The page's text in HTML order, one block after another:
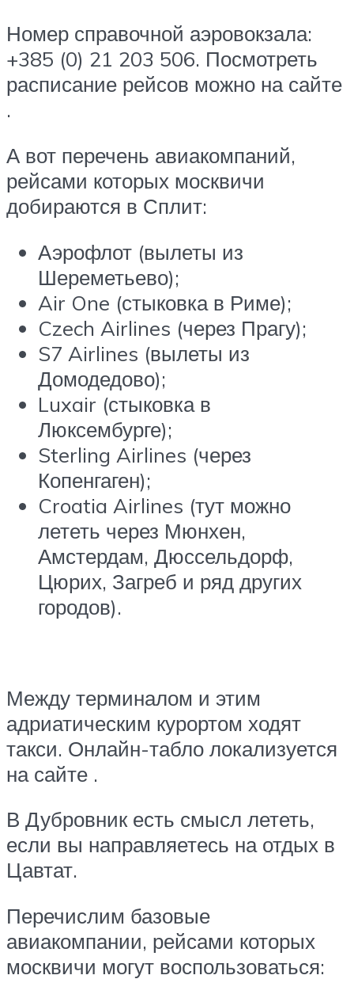
Номер справочной аэровокзала:
+385 (0) 21 203 506. Посмотреть
расписание рейсов можно на сайте
.
А вот перечень авиакомпаний,
рейсами которых москвичи
добираются в Сплит:
Аэрофлот (вылеты из
Шереметьево);
Air One (стыковка в Риме);
Czech Airlines (через Прагу);
S7 Airlines (вылеты из
Домодедово);
Luxair (стыковка в
Люксембурге);
Sterling Airlines (через
Копенгаген);
Croatia Airlines (тут можно
лететь через Мюнхен,
Амстердам, Дюссельдорф,
Цюрих, Загреб и ряд других
городов).
Между терминалом и этим
адриатическим курортом ходят
такси. Онлайн-табло локализуется
на сайте .
В Дубровник есть смысл лететь,
если вы направляетесь на отдых в
Цавтат.
Перечислим базовые
авиакомпании, рейсами которых
москвичи могут воспользоваться: